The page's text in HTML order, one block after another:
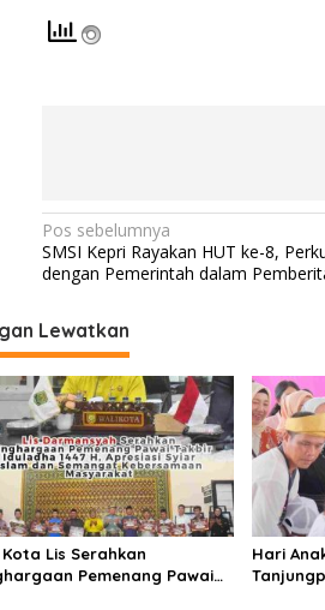
N
a
i
g
a
s
i
p
o
s
Pos sebelumnya
SMSI Kepri Rayakan HUT ke-8,
dengan Pemerintah dalam
Lewatkan
Lis Serahkan
Pemenang Pawai
Hari